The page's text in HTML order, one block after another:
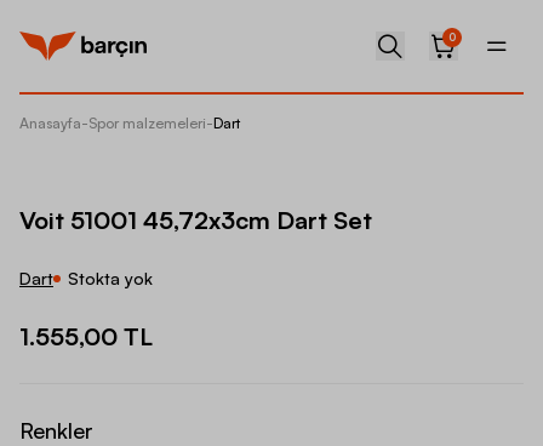
0
Anasayfa-Spor malzemeleri-Dart
Voit 51001 45,72x3cm Dart Set
Dart Stokta yok
1.555,00 TL
Renkler